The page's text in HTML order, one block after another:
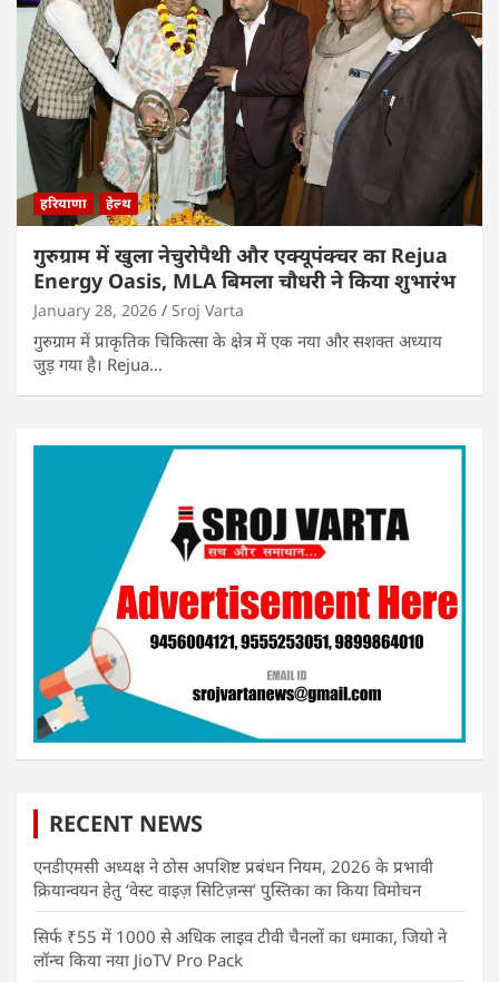
हरियाणा हेल्थ
गुरुग्राम में खुला नेचुरोपैथी और एक्यूपंक्चर का Rejua
Energy Oasis, MLA बिमला चौधरी ने किया शुभारंभ
January 28, 2026 Sroj Varta
गुरुग्राम में प्राकृतिक चिकित्सा के क्षेत्र में एक नया और सशक्त अध्याय
जुड़ गया है। Rejua…
RECENT NEWS
एनडीएमसी अध्यक्ष ने ठोस अपशिष्ट प्रबंधन नियम, 2026 के प्रभावी
क्रियान्वयन हेतु ‘वेस्ट वाइज़ सिटिज़न्स’ पुस्तिका का किया विमोचन
सिर्फ ₹55 में 1000 से अधिक लाइव टीवी चैनलों का धमाका, जियो ने
लॉन्च किया नया JioTV Pro Pack